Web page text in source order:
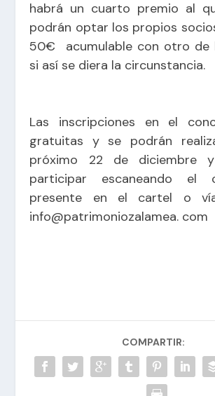
habrá un cuarto premio al
podrán optar los propios
50€ acumulable con otro de
si así se diera la circunstancia.
Las inscripciones en el
gratuitas y se podrán
próximo 22 de diciembre
participar escaneando el
presente en el cartel o
info@patrimoniozalamea. com
COMPARTIR: